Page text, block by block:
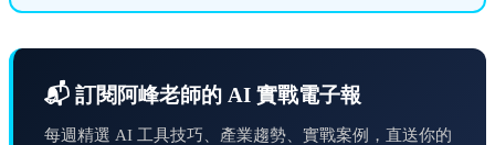
📬 訂閱阿峰老師的 AI 實戰電子報
每週精選 AI 工具技巧、產業趨勢、實戰案例，直送你的